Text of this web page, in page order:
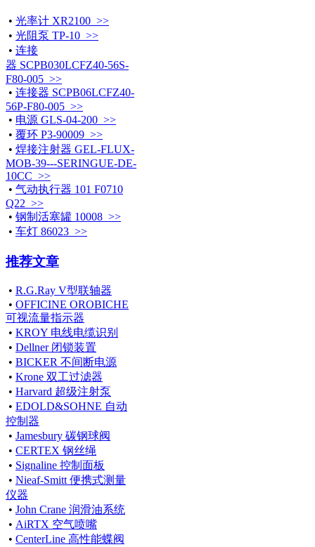
• 光率计 XR2100 >>
• 光阻泵 TP-10 >>
• 连接
器 SCPB030LCFZ40-56S-
F80-005 >>
• 连接器 SCPB06LCFZ40-
56P-F80-005 >>
• 电源 GLS-04-200 >>
• 覆环 P3-90009 >>
• 焊接注射器 GEL-FLUX-
MOB-39---SERINGUE-DE-
10CC >>
• 气动执行器 101 F0710
Q22 >>
• 钢制活塞罐 10008 >>
• 车灯 86023 >>
推荐文章
• R.G.Ray V型联轴器
• OFFICINE OROBICHE
可视流量指示器
• KROY 电线电缆识别
• Dellner 闭锁装置
• BICKER 不间断电源
• Krone 双工过滤器
• Harvard 超级注射泵
• EDOLD&SOHNE 自动
控制器
• Jamesbury 碳钢球阀
• CERTEX 钢丝绳
• Signaline 控制面板
• Nieaf-Smitt 便携式测量
仪器
• John Crane 润滑油系统
• AiRTX 空气喷嘴
• CenterLine 高性能蝶阀